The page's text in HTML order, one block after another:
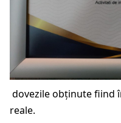
dovezile obținute fiind
reale.